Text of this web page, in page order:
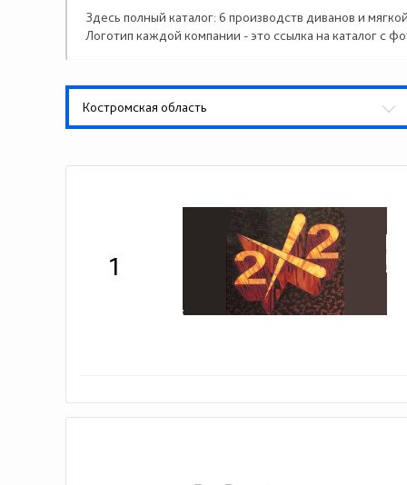
Здесь полный каталог: 6 производств диванов и
Логотип каждой компании - это ссылка на каталог с
Костромская область
1